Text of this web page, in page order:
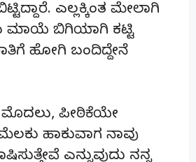
ಎಲ್ಲಕ್ಕಿಂತ ಮೇಲಾಗಿ
ಮಾಯೆ ಬಿಗಿಯಾಗಿ ಕಟ್ಟಿ
ಹೋಗಿ ಬಂದಿದ್ದೇನೆ
ಪೀಠಿಕೆಯೇ
ಹಾಕುವಾಗ ನಾವು
ಎನ್ನುವುದು ನನ್ನ